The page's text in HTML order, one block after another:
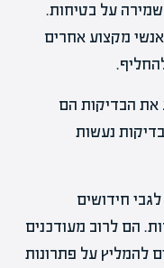
על בטיחות.
מקצוע אחרים
את הבדיקות הם
נעשות
חידושים
הם לרוב מעודכנים
להמליץ על פתרונות